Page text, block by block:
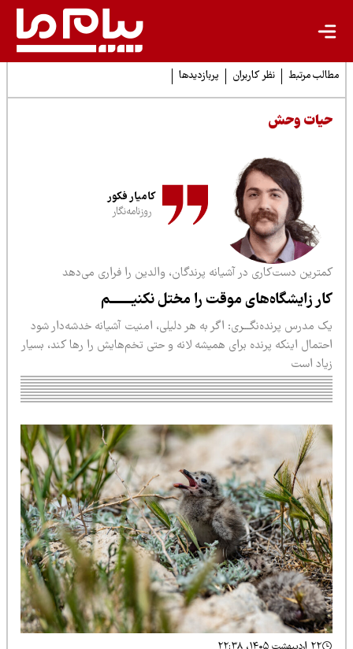
مرتبط نظر کاربران پربازدیدها
وحش
کامیار فکور
روزنامه‌نگار
دست‌کاری در آشیانه پرندگان، والدین را فراری می‌دهد
زایشگاه‌های موقت را مختل نکنیـــــــم
مدرس پرنده‌نگـــری: اگر به هر دلیلی، امنیت آشیانه خدشه‌دار شود
اینکه پرنده برای همیشه لانه و حتی تخم‌هایش را رها کند، بسیار
است